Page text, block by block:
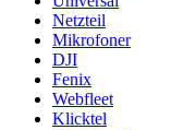
Netzteil
Mikrofoner
DJI
Fenix
Webfleet
Klicktel